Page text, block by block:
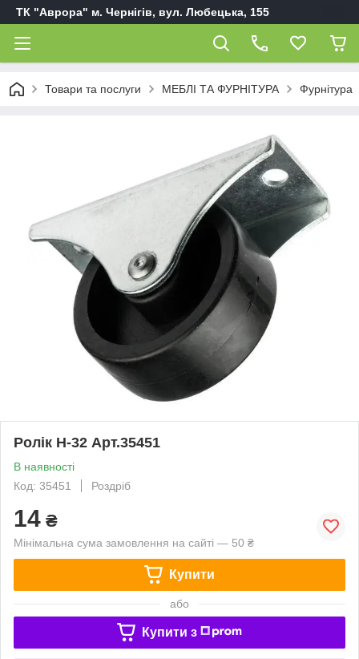
ТК "Аврора" м. Чернігів, вул. Любецька, 155
Товари та послуги МЕБЛІ ТА ФУРНІТУРА Фурнітура
Ролік Н-32 Арт.35451
В наявності
Код: 35451
Роздріб
14 ₴
Мінімальна сума замовлення на сайті — 50 ₴
Купити
або
Купити з